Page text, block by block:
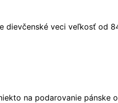
dievčenské veci veľkosť od
na podarovanie pánske